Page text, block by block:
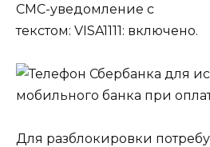
СМС-уведомление с
текстом: VISA1111: включено.
Для разблокировки